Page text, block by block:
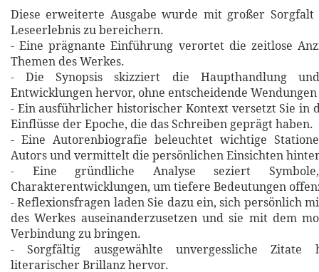
Diese erweiterte Ausgabe wurde mit großer
Leseerlebnis zu bereichern.
- Eine prägnante Einführung verortet die zeitlose
Themen des Werkes.
- Die Synopsis skizziert die Haupthandlung
Entwicklungen hervor, ohne entscheidende
- Ein ausführlicher historischer Kontext versetzt Sie in
Einflüsse der Epoche, die das Schreiben geprägt haben.
- Eine Autorenbiografie beleuchtet wichtige
Autors und vermittelt die persönlichen Einsichten
- Eine gründliche Analyse seziert
Charakterentwicklungen, um tiefere Bedeutungen
- Reflexionsfragen laden Sie dazu ein, sich persönlich
des Werkes auseinanderzusetzen und sie mit dem
Verbindung zu bringen.
- Sorgfältig ausgewählte unvergessliche Zitate
literarischer Brillanz hervor.